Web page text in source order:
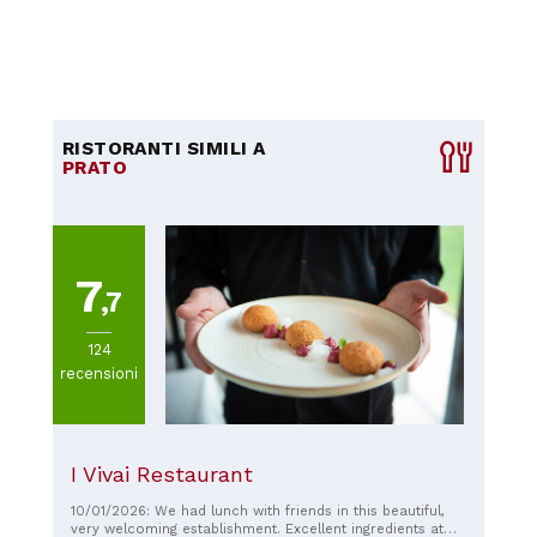
RISTORANTI SIMILI A
PRATO
7,7
124
recensioni
I Vivai Restaurant
10/01/2026: We had lunch with friends in this beautiful,
very welcoming establishment. Excellent ingredients at